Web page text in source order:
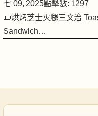
七 09, 2025點擊數: 1297
📜烘烤芝士火腿三文治
Sandwich…